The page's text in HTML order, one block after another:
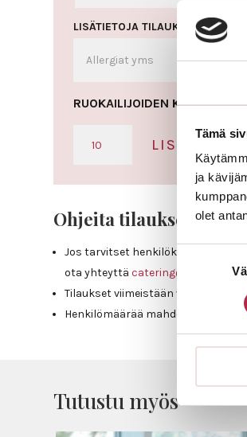
Tämä
ja
olet
valinta
LISÄTIETOJA TILAUKSEEN
RUOKAILIJOIDEN
MÄÄRÄ
LISÄÄ
Ohjeita tilaukseen:
Jos tarvitset henkilökuntaa, astiat
ota yhteyttäcatering@uniresta.fi
Tilaukset viimeistään viikkoa
Henkilömäärää mahdollisuus
Tutustu myös